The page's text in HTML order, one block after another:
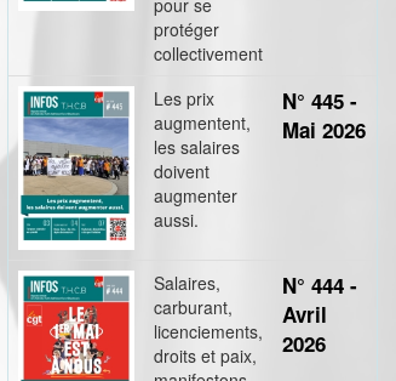
pour se
protéger
collectivement
Les prix
augmentent,
les salaires
doivent
augmenter
aussi.
N° 445 -
Mai 2026
Salaires,
carburant,
licenciements,
droits et paix,
N° 444 -
Avril
2026